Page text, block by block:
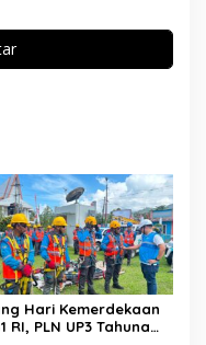
Hari Kemerdekaan
RI, PLN UP3 Tahuna